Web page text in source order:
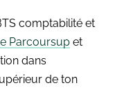
comptabilité et
Parcoursup et
dans
de ton